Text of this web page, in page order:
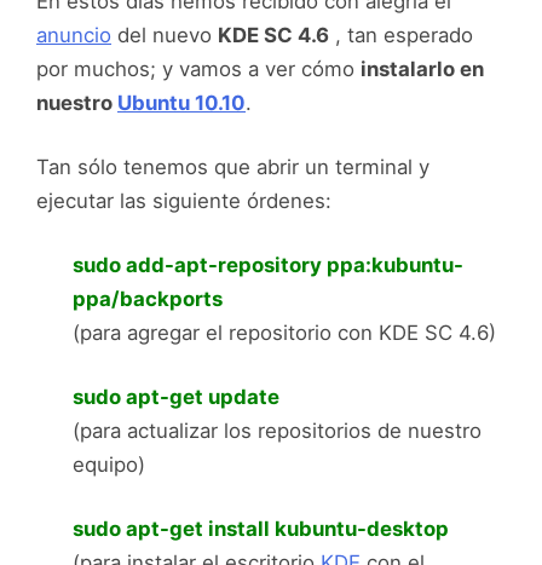
anuncio del nuevo KDE SC 4.6 , tan esperado
por muchos; y vamos a ver cómo instalarlo en
nuestro Ubuntu 10.10.
Tan sólo tenemos que abrir un terminal y
ejecutar las siguiente órdenes:
sudo add-apt-repository ppa:kubuntu-
ppa/backports
(para agregar el repositorio con KDE SC 4.6)
sudo apt-get update
(para actualizar los repositorios de nuestro
equipo)
sudo apt-get install kubuntu-desktop